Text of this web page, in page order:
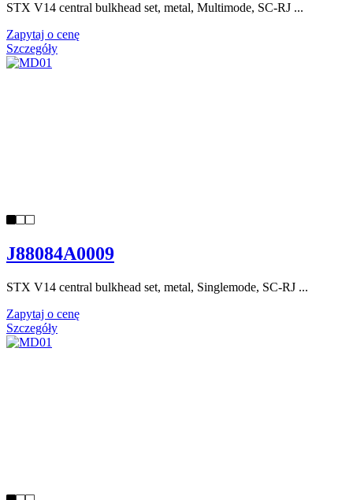
STX V14 central bulkhead set, metal, Multimode, SC-RJ ...
Zapytaj o cenę
Szczegóły
J88084A0009
STX V14 central bulkhead set, metal, Singlemode, SC-RJ ...
Zapytaj o cenę
Szczegóły